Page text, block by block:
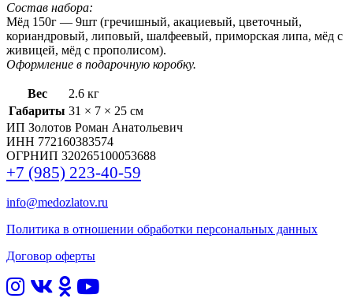
Состав набора:
Мёд 150г — 9шт (гречишный, акациевый, цветочный,
кориандровый, липовый, шалфеевый, приморская липа, мёд с
живицей, мёд с прополисом).
Оформление в подарочную коробку.
Вес
2.6 кг
Габариты 31 × 7 × 25 см
ИП Золотов Роман Анатольевич
ИНН 772160383574
ОГРНИП 320265100053688
+7 (985) 223-40-59
info@medozlatov.ru
Политика в отношении обработки персональных данных
Договор оферты